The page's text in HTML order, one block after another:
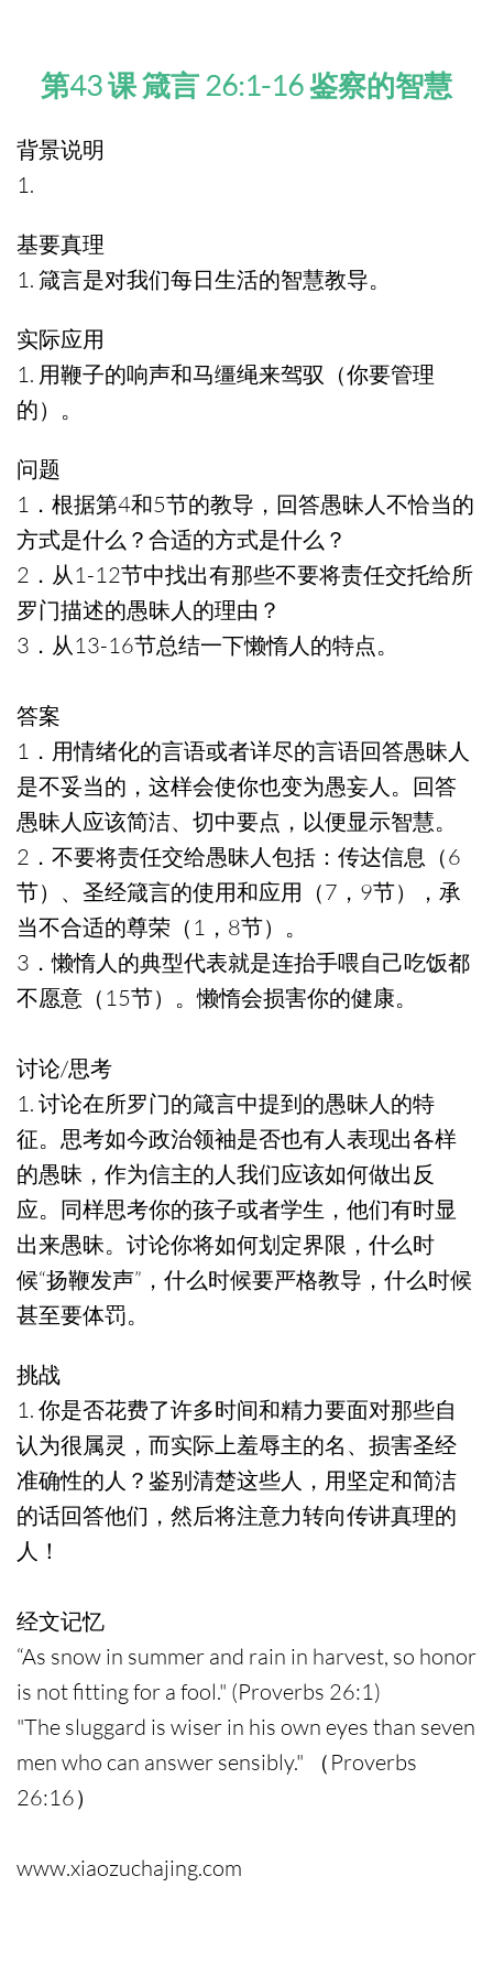
第43 课 箴言 26:1-16 鉴察的智慧
背景说明
1.
基要真理
1. 箴言是对我们每日生活的智慧教导。
实际应用
1. 用鞭子的响声和马缰绳来驾驭（你要管理
的）。
问题
1．根据第4和5节的教导，回答愚昧人不恰当的
方式是什么？合适的方式是什么？
2．从1-12节中找出有那些不要将责任交托给所
罗门描述的愚昧人的理由？
3．从13-16节总结一下懒惰人的特点。
答案
1．用情绪化的言语或者详尽的言语回答愚昧人
是不妥当的，这样会使你也变为愚妄人。回答
愚昧人应该简洁、切中要点，以便显示智慧。
2．不要将责任交给愚昧人包括：传达信息（6
节）、圣经箴言的使用和应用（7，9节），承
当不合适的尊荣（1，8节）。
3．懒惰人的典型代表就是连抬手喂自己吃饭都
不愿意（15节）。懒惰会损害你的健康。
讨论/思考
1. 讨论在所罗门的箴言中提到的愚昧人的特
征。思考如今政治领袖是否也有人表现出各样
的愚昧，作为信主的人我们应该如何做出反
应。同样思考你的孩子或者学生，他们有时显
出来愚昧。讨论你将如何划定界限，什么时
候“扬鞭发声”，什么时候要严格教导，什么时候
甚至要体罚。
挑战
1. 你是否花费了许多时间和精力要面对那些自
认为很属灵，而实际上羞辱主的名、损害圣经
准确性的人？鉴别清楚这些人，用坚定和简洁
的话回答他们，然后将注意力转向传讲真理的
人！
经文记忆
“As snow in summer and rain in harvest, so honor
is not fitting for a fool." (Proverbs 26:1)
"The sluggard is wiser in his own eyes than seven
men who can answer sensibly." （Proverbs
26:16）
www.xiaozuchajing.com